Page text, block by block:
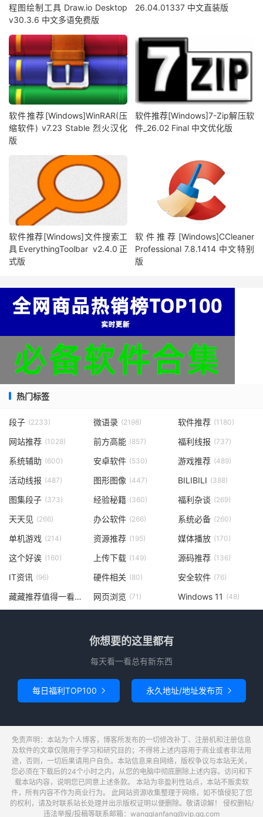
程图绘制工具 Draw.io Desktop
v30.3.6 中文多语免费版
26.04.01337 中文直装版
软件推荐[Windows]WinRAR(压
缩软件) v7.23 Stable 烈火汉化
版
软件推荐[Windows]7-Zip解压软
件_26.02 Final 中文优化版
软件推荐[Windows]文件搜索工
具EverythingToolbar v2.4.0正
式版
软件推荐[Windows]CCleaner
Professional 7.8.1414 中文特别
版
热门标签
段子 (2233) 微语录 (2198) 软件推荐 (1180)
网站推荐 (1028) 前方高能 (857) 福利线报 (737)
系统辅助 (600) 安卓软件 (530) 游戏推荐 (489)
活动线报 (487) 图形图像 (447) BILIBILI (388)
图集段子 (373) 经验秘籍 (360) 福利杂谈 (269)
天天见 (266) 办公软件 (266) 系统必备 (260)
单机游戏 (214) 资源推荐 (195) 媒体播放 (170)
这个好诶 (160) 上传下载 (149) 源码推荐 (136)
IT资讯 (96) 硬件相关 (80) 安全软件 (76)
藏藏推荐值得一看 网页浏览 (71) Windows 11 (48)
你想要的这里都有
每天看一看总有新东西
每日福利TOP100  永久地址/地址发布页 
免责声明：本站为个人博客，博客所发布的一切修改补丁、注册机和注册信息
及软件的文章仅限用于学习和研究目的；不得将上述内容用于商业或者非法用
途，否则，一切后果请用户自负。本站信息来自网络，版权争议与本站无关，
您必须在下载后的24个小时之内，从您的电脑中彻底删除上述内容。访问和下
载本站内容，说明您已同意上述条款。 本站为非盈利性站点，本站不贩卖软
件，所有内容不作为商业行为。 此网站资源收集整理于网络，如不慎侵犯了您
的权利，请及时联系站长处理并出示版权证明以便删除。敬请谅解！ 侵权删帖/
违法举报/投稿等联系邮箱：wangqianfang@vip.qq.com